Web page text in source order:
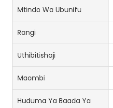
Mtindo Wa Ubunifu
Rangi
Uthibitishaji
Maombi
Huduma Ya Baada Ya